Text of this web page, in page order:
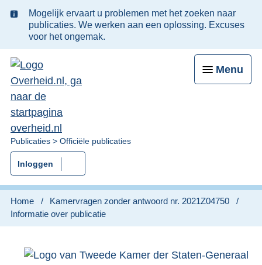
Ter
informatie:
Mogelijk ervaart u problemen met het zoeken naar
publicaties. We werken aan een oplossing. Excuses
voor het ongemak.
Menu
U
bent
nu
hier:
Publicaties Officiële publicaties
Inloggen
Home
Kamervragen zonder antwoord nr. 2021Z04750
Informatie over publicatie